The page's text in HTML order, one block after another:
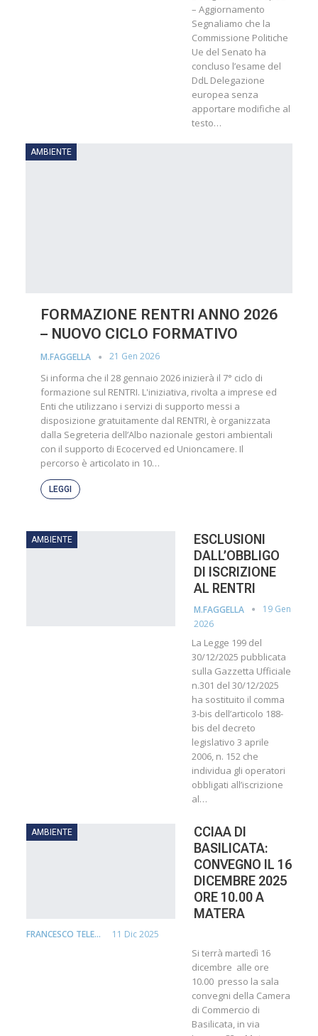
– Aggiornamento
Segnaliamo che la
Commissione Politiche
Ue del Senato ha
concluso l’esame del
DdL Delegazione
europea senza
apportare modifiche al
testo…
AMBIENTE
FORMAZIONE RENTRI ANNO 2026
– NUOVO CICLO FORMATIVO
M.FAGGELLA 21 Gen 2026
Si informa che il 28 gennaio 2026 inizierà il 7° ciclo di
formazione sul RENTRI. L'iniziativa, rivolta a imprese ed
Enti che utilizzano i servizi di supporto messi a
disposizione gratuitamente dal RENTRI, è organizzata
dalla Segreteria dell’Albo nazionale gestori ambientali
con il supporto di Ecocerved ed Unioncamere. Il
percorso è articolato in 10…
LEGGI
AMBIENTE
ESCLUSIONI
DALL’OBBLIGO
DI ISCRIZIONE
AL RENTRI
M.FAGGELLA
19 Gen
2026
La Legge 199 del
30/12/2025 pubblicata
sulla Gazzetta Ufficiale
n.301 del 30/12/2025
ha sostituito il comma
3-bis dell’articolo 188-
bis del decreto
legislativo 3 aprile
2006, n. 152 che
individua gli operatori
obbligati all’iscrizione
al…
AMBIENTE
CCIAA DI
BASILICATA:
CONVEGNO IL 16
DICEMBRE 2025
ORE 10.00 A
MATERA
FRANCESCO TELESCA 11 Dic 2025
Si terrà martedì 16
dicembre alle ore
10.00 presso la sala
convegni della Camera
di Commercio di
Basilicata, in via